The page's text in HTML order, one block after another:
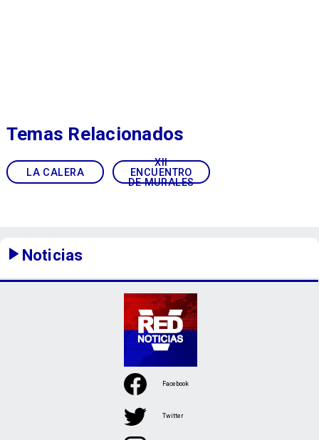
LA CALERA
XII
ENCUENTRO
DE MURALES
Temas Relacionados
Noticias
Facebook
Twitter